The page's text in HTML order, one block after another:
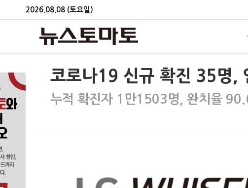
2026.08.08 (토요일)
코로나19 신규 확진 35명,
누적 확진자 1만1503명, 완치율